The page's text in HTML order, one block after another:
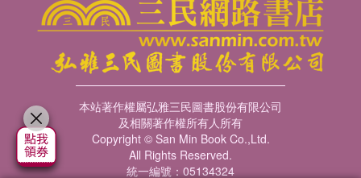
本站著作權屬弘雅三民圖書股份有限公司
及相關著作權所有人所有
Copyright © San Min Book Co.,Ltd.
All Rights Reserved.
統一編號：05134324